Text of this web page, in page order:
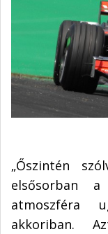
„Őszintén
elsősorban
atmoszféra
akkoriban.